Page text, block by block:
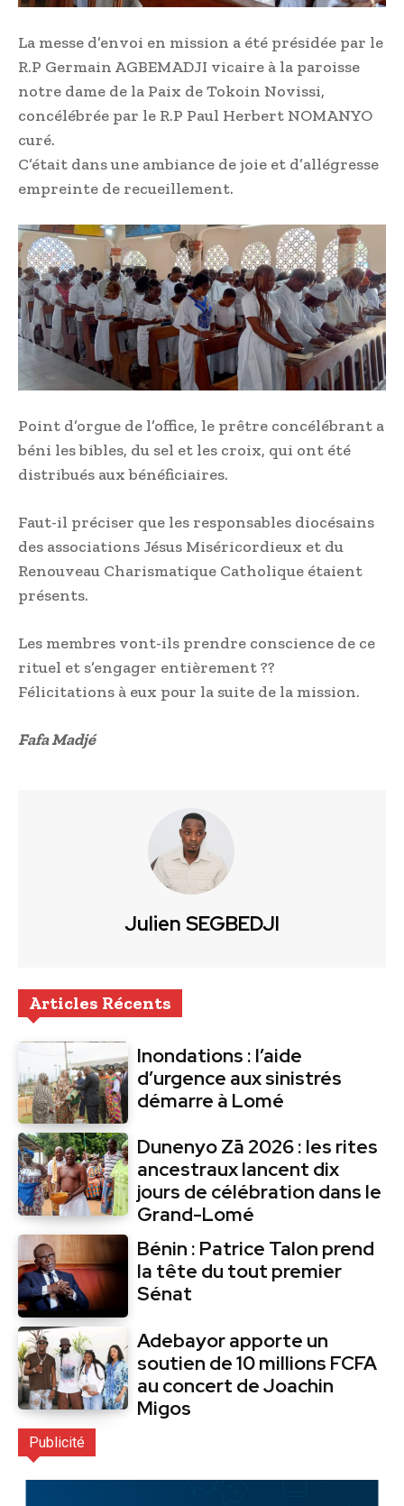
La messe d’envoi en mission a été présidée par le
R.P Germain AGBEMADJI vicaire à la paroisse
notre dame de la Paix de Tokoin Novissi,
concélébrée par le R.P Paul Herbert NOMANYO
curé.
C’était dans une ambiance de joie et d’allégresse
empreinte de recueillement.
Point d’orgue de l’office, le prêtre concélébrant a
béni les bibles, du sel et les croix, qui ont été
distribués aux bénéficiaires.
Faut-il préciser que les responsables diocésains
des associations Jésus Miséricordieux et du
Renouveau Charismatique Catholique étaient
présents.
Les membres vont-ils prendre conscience de ce
rituel et s’engager entièrement ??
Félicitations à eux pour la suite de la mission.
Fafa Madjé
Julien SEGBEDJI
Articles Récents
Inondations : l’aide
d’urgence aux sinistrés
démarre à Lomé
Dunenyo Zā 2026 : les rites
ancestraux lancent dix
jours de célébration dans le
Grand-Lomé
Bénin : Patrice Talon prend
la tête du tout premier
Sénat
Adebayor apporte un
soutien de 10 millions FCFA
au concert de Joachin
Migos
Publicité